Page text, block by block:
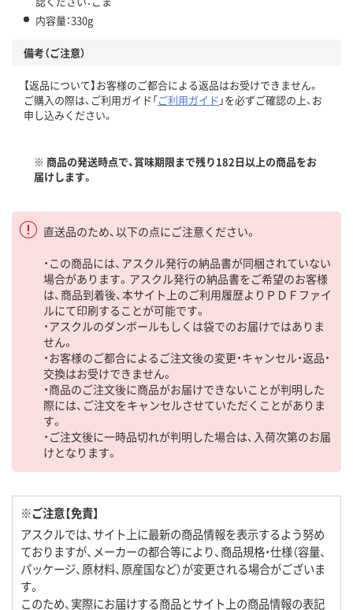
内容量：330g
備考（ご注意）
【返品について】お客様のご都合による返品はお受けできません。
ご購入の際は、ご利用ガイド「ご利用ガイド 」を必ずご確認の上、お
申し込みください。
※ 商品の発送時点で、賞味期限まで残り182日以上の商品をお
届けします。
直送品のため、以下の点にご注意ください。
・この商品には、アスクル発行の納品書が同梱されていない
場合があります。アスクル発行の納品書をご希望のお客様
は、商品到着後、本サイト上のご利用履歴よりＰＤＦファイ
ルにて印刷することが可能です。
・アスクルのダンボールもしくは袋でのお届けではありま
せん。
・お客様のご都合によるご注文後の変更・キャンセル・返品・
交換はお受けできません。
・商品のご注文後に商品がお届けできないことが判明した
際には、ご注文をキャンセルさせていただくことがありま
す。
・ご注文後に一時品切れが判明した場合は、入荷次第のお届
けとなります。
※ご注意【免責】
アスクルでは、サイト上に最新の商品情報を表示するよう努め
ておりますが、メーカーの都合等により、商品規格・仕様（容量、
パッケージ、原材料、原産国など）が変更される場合がございま
す。
このため、実際にお届けする商品とサイト上の商品情報の表記